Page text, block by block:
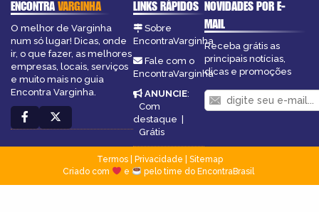
ENCONTRAVARGINHA
O melhor de Varginha
num só lugar! Dicas, onde
ir, o que fazer, as melhores
empresas, locais, serviços
e muito mais no guia
Encontra Varginha.
LINKS RÁPIDOS
Sobre
EncontraVarginha
Fale com o
EncontraVarginha
ANUNCIE:
Com
destaque |
Grátis
NOVIDADES POR E-
MAIL
Receba grátis as
principais notícias,
dicas e promoções
Termos| Privacidade
Sitemap
Criado com
e pelo time do EncontraBrasil